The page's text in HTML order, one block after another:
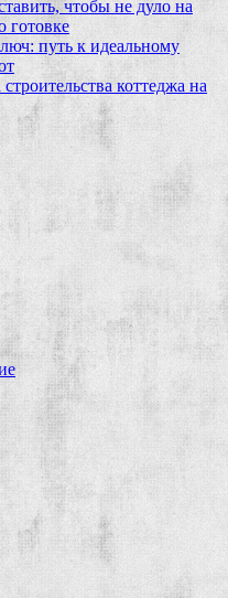
чтобы не дуло на
готовке
путь к идеальному
коттеджа на